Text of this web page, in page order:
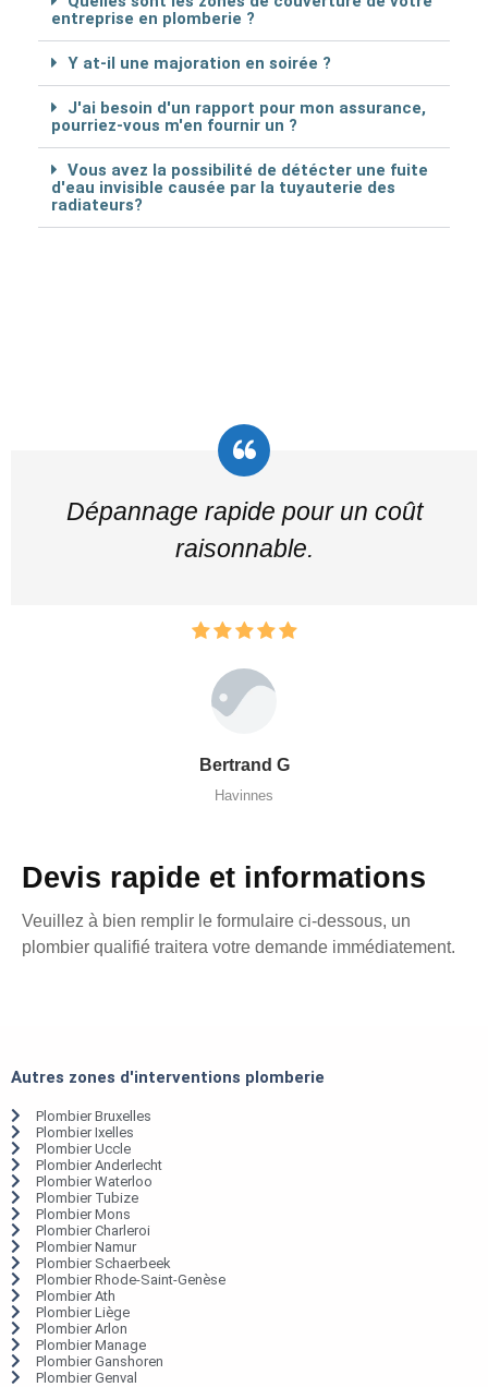
entreprise en plomberie ?
Y at-il une majoration en soirée ?
J'ai besoin d'un rapport pour mon assurance,
pourriez-vous m'en fournir un ?
Vous avez la possibilité de détécter une fuite
d'eau invisible causée par la tuyauterie des
radiateurs?
Dépannage rapide pour un coût
raisonnable.
Bertrand G
Havinnes
Devis rapide et informations
Veuillez à bien remplir le formulaire ci-dessous, un
plombier qualifié traitera votre demande immédiatement.
Autres zones d'interventions plomberie
Plombier Bruxelles
Plombier Ixelles
Plombier Uccle
Plombier Anderlecht
Plombier Waterloo
Plombier Tubize
Plombier Mons
Plombier Charleroi
Plombier Namur
Plombier Schaerbeek
Plombier Rhode-Saint-Genèse
Plombier Ath
Plombier Liège
Plombier Arlon
Plombier Manage
Plombier Ganshoren
Plombier Genval